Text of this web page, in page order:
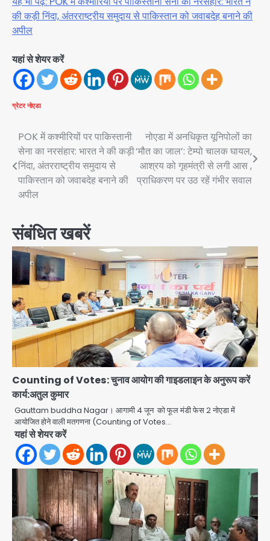
की कड़ी निंदा, अंतरराष्ट्रीय समुदाय से पाकिस्तान को जवाबदेह बनाने की
अपील
यहां से शेयर करें
ग्रेटर नोएडा
Post
navigation
POK में कश्मीरियों पर पाकिस्तानी
सेना का नरसंहार: भारत ने की कड़ी
निंदा, अंतरराष्ट्रीय समुदाय से
पाकिस्तान को जवाबदेह बनाने की
अपील
नोएडा में अनधिकृत यूनिपोलों का
‘मौत का जाल’: टेम्पो चालक घायल,
आश्रय को गृहमंत्री से लगी आस ,
प्राधिकरण पर उठ रहें गंभीर सवाल
संबंधित खबरें
Counting of Votes: चुनाव आयोग की गाइडलाइन के अनुरूप करें
कार्य:अतुल कुमार
Gauttam buddha Nagar। आगामी 4 जून को फूल मंडी फेस 2 नोएडा में
आयोजित होने वाली मतगणना (Counting of Votes…
यहां से शेयर करें